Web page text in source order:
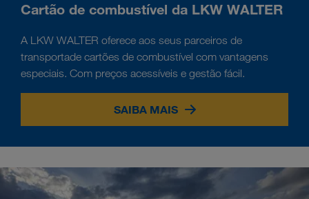
Cartão de combustível da LKW WALTER
A LKW WALTER oferece aos seus parceiros de
transportade cartões de combustível com vantagens
especiais. Com preços acessíveis e gestão fácil.
SAIBA MAIS